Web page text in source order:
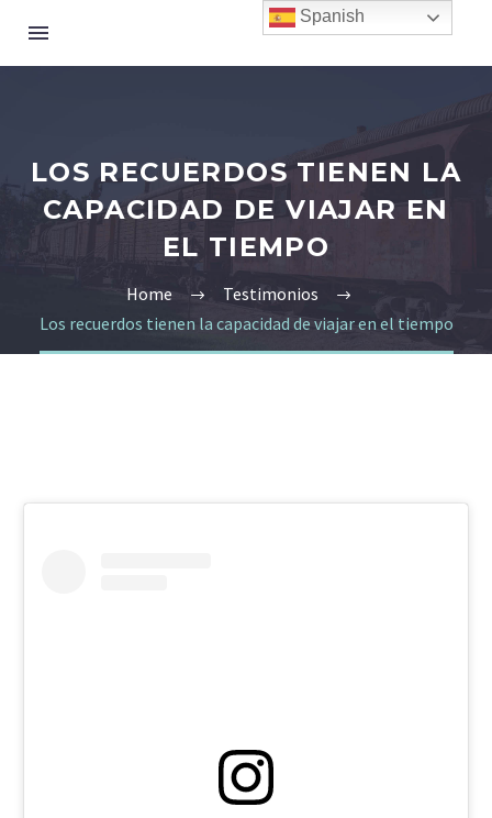
LOS RECUERDOS TIENEN LA
CAPACIDAD DE VIAJAR EN
EL TIEMPO
Home
Testimonios
Los recuerdos tienen la capacidad de viajar en el tiempo
Spanish